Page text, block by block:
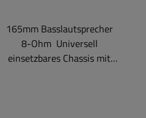
165mm Basslautsprecher
8-Ohm Universell
einsetzbares Chassis mit